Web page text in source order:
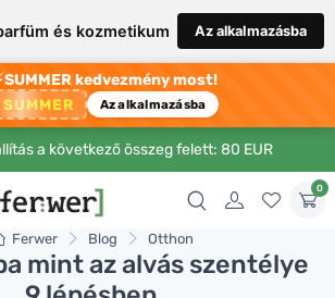
és kozmetikum Az alkalmazásba
SUMMER kedvezmény most!
SUMMER Az alkalmazásba
a következő összeg felett: 80 EUR
0
Ferwer Blog Otthon
mint az alvás szentélye